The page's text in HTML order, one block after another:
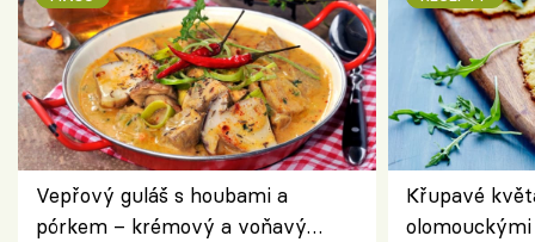
Vepřový guláš s houbami a
pórkem – krémový a voňavý
Křupavé